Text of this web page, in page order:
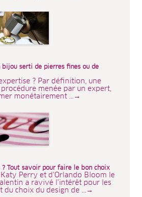
bijou serti de pierres fines ou de
? Par définition, une
menée par un expert,
monétairement ...→
? Tout savoir pour faire le bon choix
Katy Perry et d'Orlando Bloom le
a ravivé l'intérêt pour les
du choix du design de ...→